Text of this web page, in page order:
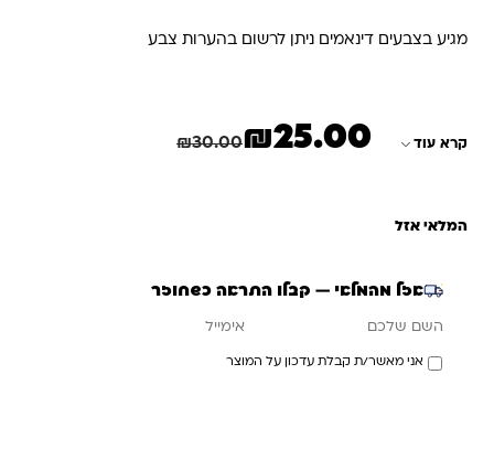
מגיע בצבעים דינאמים ניתן לרשום בהערות צבע
קרא עוד ₪30.00
המחיר המקורי היה: ₪30.00.
₪25.00
המחיר הנוכחי הוא: ₪25.00.
המלאי אזל
אזל מהמלאי — קבלו התראה כשחוזר
אני מאשר/ת קבלת עדכון על המוצר